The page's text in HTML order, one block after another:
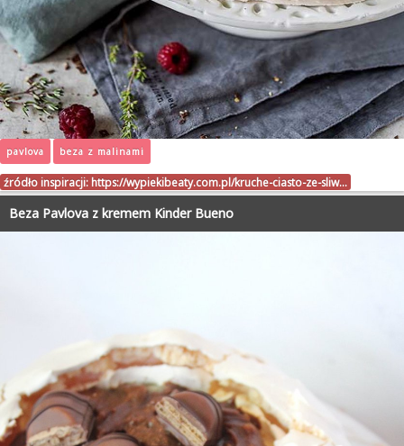
pavlova beza z malinami
źródło inspiracji: https://wypiekibeaty.com.pl/kruche-ciasto-ze-sliw…
Beza Pavlova z kremem Kinder Bueno